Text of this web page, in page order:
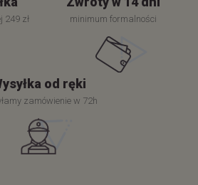
249 zł minimum formalności
od ręki
zamówienie w 72h